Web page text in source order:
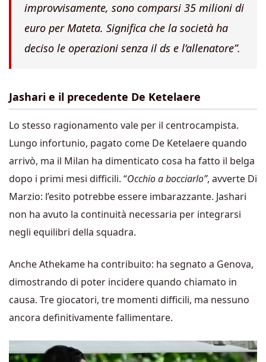
improvvisamente, sono comparsi 35 milioni di
euro per Mateta. Significa che la società ha
deciso le operazioni senza il ds e l’allenatore”.
Jashari e il precedente De Ketelaere
Lo stesso ragionamento vale per il centrocampista.
Lungo infortunio, pagato come De Ketelaere quando
arrivò, ma il Milan ha dimenticato cosa ha fatto il belga
dopo i primi mesi difficili. “Occhio a bocciarlo”, avverte Di
Marzio: l’esito potrebbe essere imbarazzante. Jashari
non ha avuto la continuità necessaria per integrarsi
negli equilibri della squadra.
Anche Athekame ha contribuito: ha segnato a Genova,
dimostrando di poter incidere quando chiamato in
causa. Tre giocatori, tre momenti difficili, ma nessuno
ancora definitivamente fallimentare.